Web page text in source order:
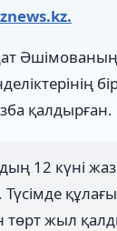
қалдырған.
12 күні
төрт жыл